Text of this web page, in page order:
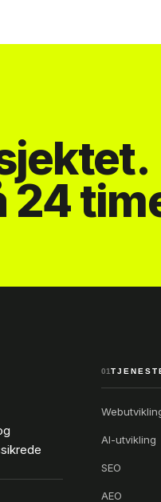
24
01
AI-utvikling
SEO
AEO